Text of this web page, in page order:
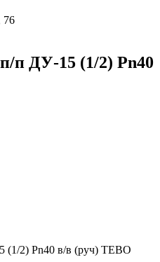
76
п ДУ-15 (1/2) Pn40
2) Pn40 в/в (руч) TEBO